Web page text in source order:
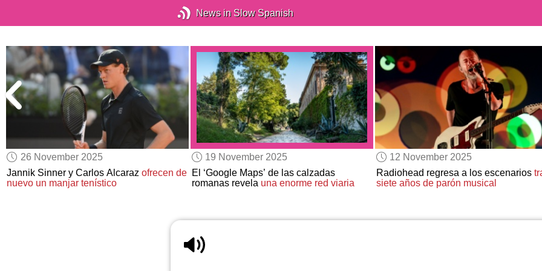
News in Slow Spanish
26 November 2025
Jannik Sinner y Carlos Alcarazofrecen de
nuevo un manjar tenístico
19 November 2025
El ‘Google Maps’ de las calzadas
romanas revela una enorme red viaria
12 November 2025
Radiohead regresa a los escenarios
siete años de parón musical